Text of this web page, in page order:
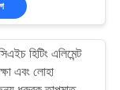
হিটিং এলিমেন্ট
এবং লোহা